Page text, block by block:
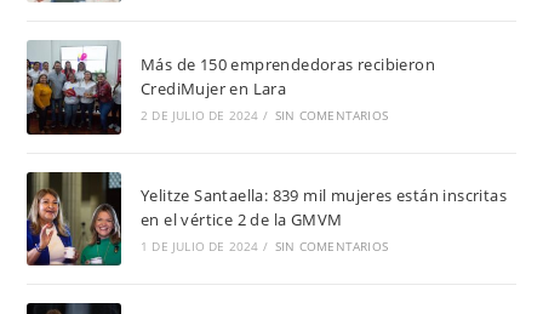
Más de 150 emprendedoras recibieron
CrediMujer en Lara
2 DE JULIO DE 2024 / SIN COMENTARIOS
Yelitze Santaella: 839 mil mujeres están inscritas
en el vértice 2 de la GMVM
1 DE JULIO DE 2024 / SIN COMENTARIOS